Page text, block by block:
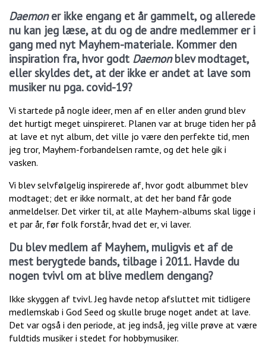
Daemoner ikke engang et år gammelt, og allerede
nu kan jeg læse, at du og de andre medlemmer er i
gang med nyt Mayhem-materiale. Kommer den
inspiration fra, hvor godt Daemonblev modtaget,
eller skyldes det, at der ikke er andet at lave som
musiker nu pga. covid-19?
Vi startede på nogle ideer, men af en eller anden grund blev
det hurtigt meget uinspireret. Planen var at bruge tiden her på
at lave et nyt album, det ville jo være den perfekte tid, men
jeg tror, Mayhem-forbandelsen ramte, og det hele gik i
vasken.
Vi blev selvfølgelig inspirerede af, hvor godt albummet blev
modtaget; det er ikke normalt, at det her band får gode
anmeldelser. Det virker til, at alle Mayhem-albums skal ligge i
et par år, før folk forstår, hvad det er, vi laver.
Du blev medlem af Mayhem, muligvis et af de
mest berygtede bands, tilbage i 2011. Havde du
nogen tvivl om at blive medlem dengang?
Ikke skyggen af tvivl. Jeg havde netop afsluttet mit tidligere
medlemskab i God Seed og skulle bruge noget andet at lave.
Det var også i den periode, at jeg indså, jeg ville prøve at være
fuldtids musiker i stedet for hobbymusiker.